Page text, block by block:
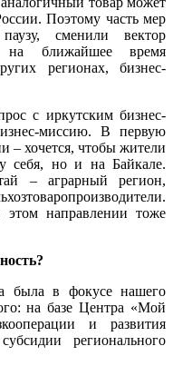
Поэтому часть мер
сменили вектор
на ближайшее время
регионах, бизнес-
с иркутским бизнес-
миссию. В первую
– хочется, чтобы жители
себя, но и на Байкале.
– аграрный регион,
направлении тоже
была в фокусе нашего
на базе Центра «Мой
и развития
регионального